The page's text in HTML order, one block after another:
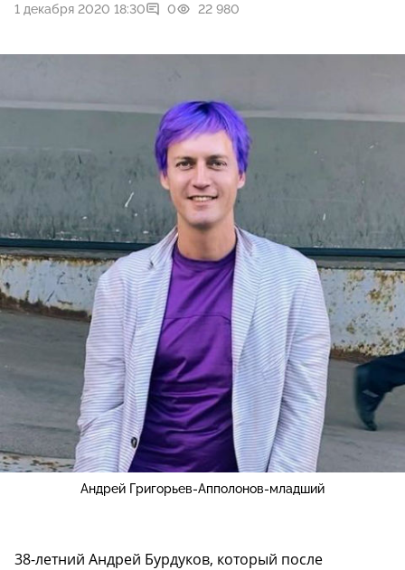
1 декабря 2020 18:30 0 22 980
Андрей Григорьев-Апполонов-младший
38-летний Андрей Бурдуков, который после